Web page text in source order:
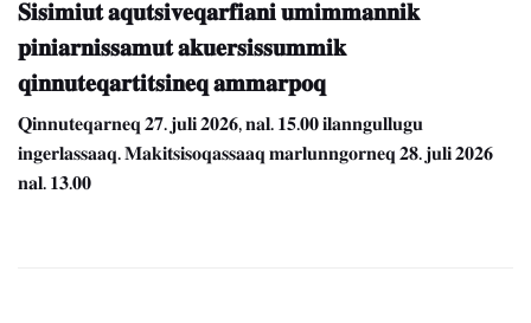
𝐒𝐢𝐬𝐢𝐦𝐢𝐮𝐭 𝐚𝐪𝐮𝐭𝐬𝐢𝐯𝐞𝐪𝐚𝐫𝐟𝐢𝐚𝐧𝐢 𝐮𝐦𝐢𝐦𝐦𝐚𝐧𝐧𝐢𝐤
𝐩𝐢𝐧𝐢𝐚𝐫𝐧𝐢𝐬𝐬𝐚𝐦𝐮𝐭 𝐚𝐤𝐮𝐞𝐫𝐬𝐢𝐬𝐬𝐮𝐦𝐦𝐢𝐤
𝐪𝐢𝐧𝐧𝐮𝐭𝐞𝐪𝐚𝐫𝐭𝐢𝐭𝐬𝐢𝐧𝐞𝐪 𝐚𝐦𝐦𝐚𝐫𝐩𝐨𝐪
𝐐𝐢𝐧𝐧𝐮𝐭𝐞𝐪𝐚𝐫𝐧𝐞𝐪 𝟐𝟕. 𝐣𝐮𝐥𝐢 𝟐𝟎𝟐𝟔, 𝐧𝐚𝐥. 𝟏𝟓.𝟎𝟎 𝐢𝐥𝐚𝐧𝐧𝐠𝐮𝐥𝐥𝐮𝐠𝐮
𝐢𝐧𝐠𝐞𝐫𝐥𝐚𝐬𝐬𝐚𝐚𝐪. 𝐌𝐚𝐤𝐢𝐭𝐬𝐢𝐬𝐨𝐪𝐚𝐬𝐬𝐚𝐚𝐪 𝐦𝐚𝐫𝐥𝐮𝐧𝐧𝐠𝐨𝐫𝐧𝐞𝐪 𝟐𝟖. 𝐣𝐮𝐥𝐢 𝟐𝟎𝟐𝟔
𝐧𝐚𝐥. 𝟏𝟑.𝟎𝟎